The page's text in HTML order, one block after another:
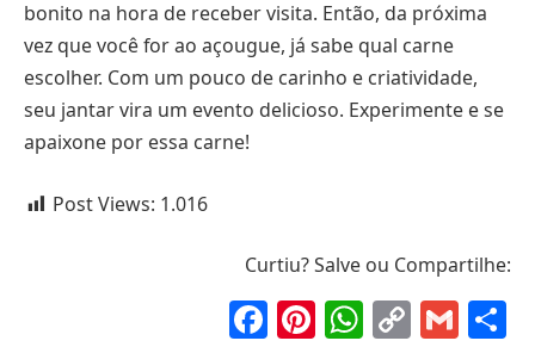
bonito na hora de receber visita. Então, da próxima
vez que você for ao açougue, já sabe qual carne
escolher. Com um pouco de carinho e criatividade,
seu jantar vira um evento delicioso. Experimente e se
apaixone por essa carne!
Post Views: 1.016
Curtiu? Salve ou Compartilhe:
Facebook
Pinterest
Copy